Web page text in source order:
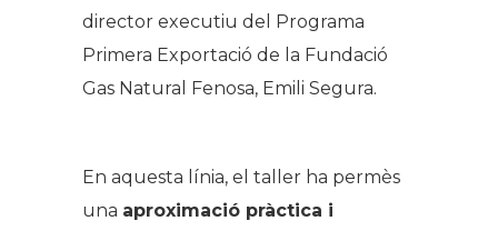
director executiu del Programa
Primera Exportació de la Fundació
Gas Natural Fenosa, Emili Segura.
En aquesta línia, el taller ha permès
una aproximació pràctica i